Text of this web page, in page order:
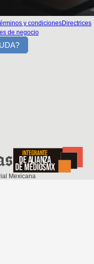
y condicionesDirectrices
de negocio
Mexicana